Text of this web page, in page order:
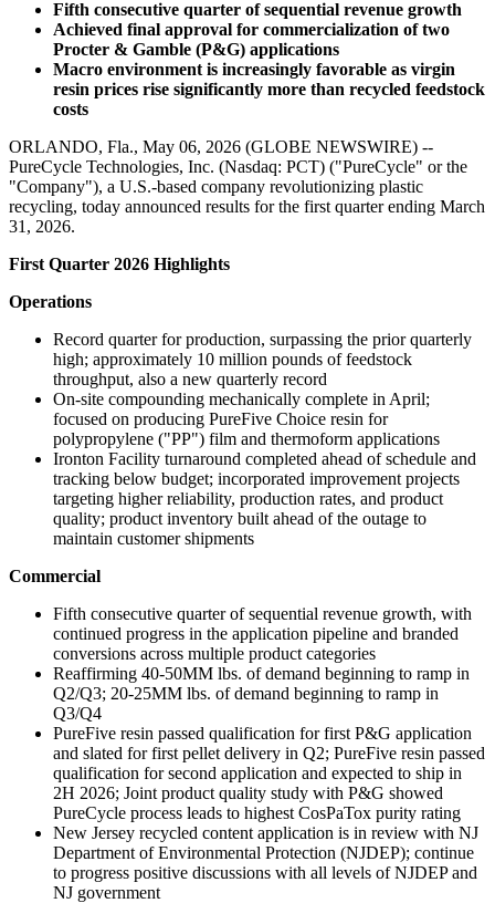
Fifth consecutive quarter of sequential revenue growth
Achieved final approval for commercialization of two
Procter & Gamble (P&G) applications
Macro environment is increasingly favorable as virgin
resin prices rise significantly more than recycled feedstock
costs
ORLANDO, Fla., May 06, 2026 (GLOBE NEWSWIRE) --
PureCycle Technologies, Inc. (Nasdaq: PCT) ("PureCycle" or the
"Company"), a U.S.-based company revolutionizing plastic
recycling, today announced results for the first quarter ending March
31, 2026.
First Quarter 2026 Highlights
Operations
Record quarter for production, surpassing the prior quarterly
high; approximately 10 million pounds of feedstock
throughput, also a new quarterly record
On-site compounding mechanically complete in April;
focused on producing PureFive Choice resin for
polypropylene ("PP") film and thermoform applications
Ironton Facility turnaround completed ahead of schedule and
tracking below budget; incorporated improvement projects
targeting higher reliability, production rates, and product
quality; product inventory built ahead of the outage to
maintain customer shipments
Commercial
Fifth consecutive quarter of sequential revenue growth, with
continued progress in the application pipeline and branded
conversions across multiple product categories
Reaffirming 40-50MM lbs. of demand beginning to ramp in
Q2/Q3; 20-25MM lbs. of demand beginning to ramp in
Q3/Q4
PureFive resin passed qualification for first P&G application
and slated for first pellet delivery in Q2; PureFive resin passed
qualification for second application and expected to ship in
2H 2026; Joint product quality study with P&G showed
PureCycle process leads to highest CosPaTox purity rating
New Jersey recycled content application is in review with NJ
Department of Environmental Protection (NJDEP); continue
to progress positive discussions with all levels of NJDEP and
NJ government